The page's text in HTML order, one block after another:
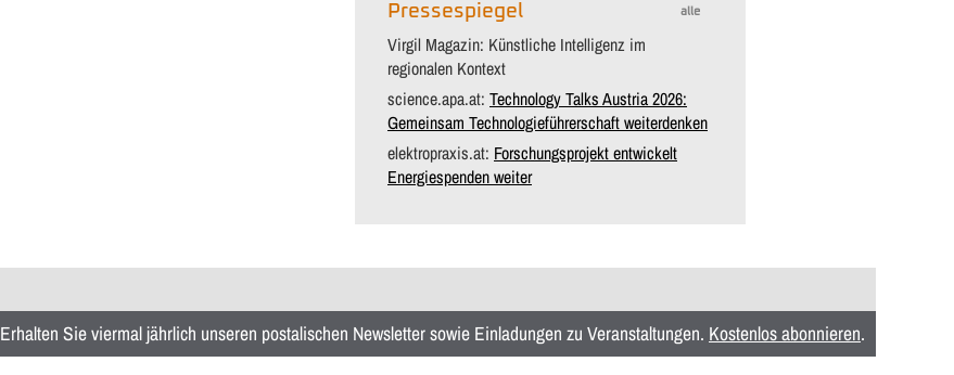
alle
Pressespiegel
Virgil Magazin: Künstliche Intelligenz im
regionalen Kontext
science.apa.at: Technology Talks Austria 2026:
Gemeinsam Technologieführerschaft weiterdenken
elektropraxis.at: Forschungsprojekt entwickelt
Energiespenden weiter
Erhalten Sie viermal jährlich unseren postalischen Newsletter sowie Einladungen zu Veranstaltungen. Kostenlos abonnieren.